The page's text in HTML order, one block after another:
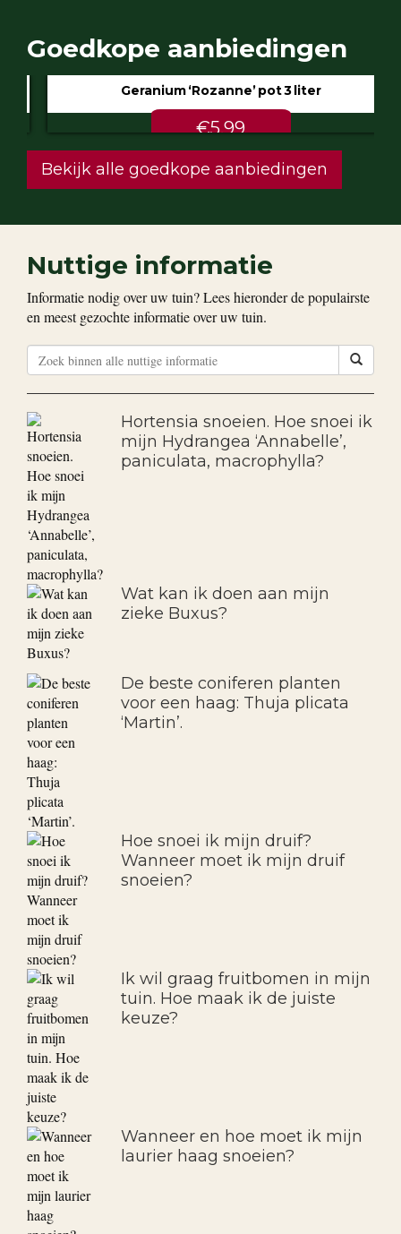
Goedkope aanbiedingen
Geranium ‘Rozanne’ pot 3 liter
€5.99
Bekijk alle goedkope aanbiedingen
Nuttige informatie
Informatie nodig over uw tuin? Lees hieronder de populairste
en meest gezochte informatie over uw tuin.
Hortensia snoeien. Hoe snoei ik
mijn Hydrangea ‘Annabelle’,
paniculata, macrophylla?
Wat kan ik doen aan mijn
zieke Buxus?
De beste coniferen planten
voor een haag: Thuja plicata
‘Martin’.
Hoe snoei ik mijn druif?
Wanneer moet ik mijn druif
snoeien?
Ik wil graag fruitbomen in mijn
tuin. Hoe maak ik de juiste
keuze?
Wanneer en hoe moet ik mijn
laurier haag snoeien?